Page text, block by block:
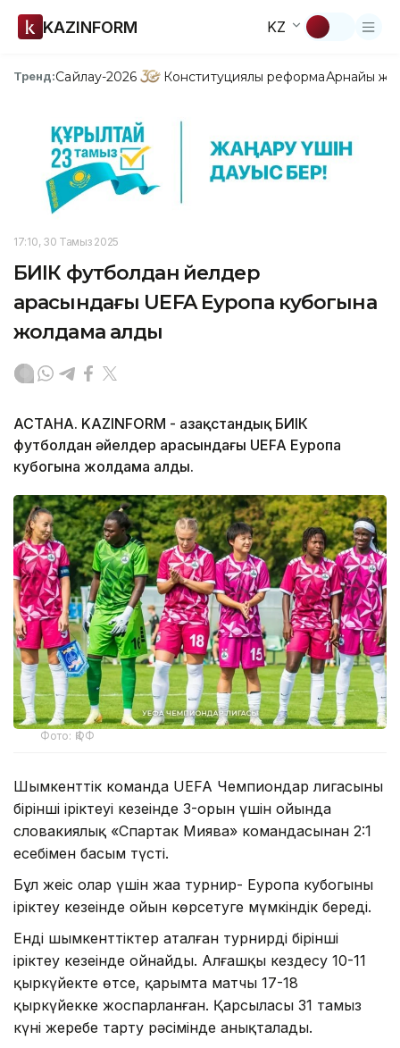
KAZINFORM KZ
Тренд:Сайлау-2026 Конституциялық реформаАрнайы
17:10, 30 Тамыз 2025
БИІК футболдан әйелдер
арасындағы UEFA Еуропа кубогына
жолдама алды
АСТАНА. KAZINFORM - Қазақстандық БИІК
футболдан әйелдер арасындағы UEFA Еуропа
кубогына жолдама алды.
Фото: ҚФФ
Шымкенттік команда UEFA Чемпиондар лигасының
бірінші іріктеуі кезеңінде 3-орын үшін ойында
словакиялық «Спартак Миява» командасынан 2:1
есебімен басым түсті.
Бұл жеңіс олар үшін жаңа турнир- Еуропа кубогының
іріктеу кезеңінде ойын көрсетуге мүмкіндік береді.
Енді шымкенттіктер аталған турнирдің бірінші
іріктеу кезеңінде ойнайды. Алғашқы кездесу 10-11
қыркүйекте өтсе, қарымта матчы 17-18
қыркүйекке жоспарланған. Қарсыласы 31 тамыз
күні жеребе тарту рәсімінде анықталады.